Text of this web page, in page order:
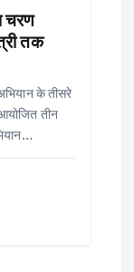
चरण
तक
के तीसरे
तीन